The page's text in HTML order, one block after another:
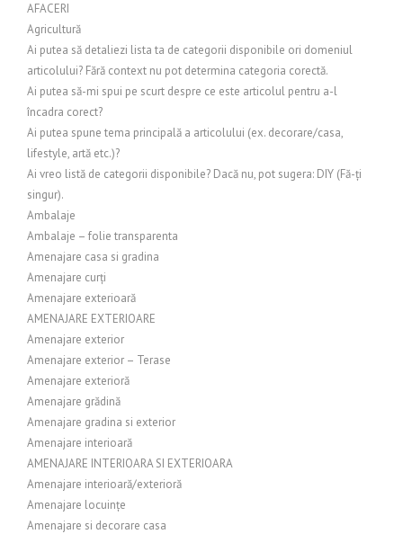
AFACERI
Agricultură
Ai putea să detaliezi lista ta de categorii disponibile ori domeniul
articolului? Fără context nu pot determina categoria corectă.
Ai putea să-mi spui pe scurt despre ce este articolul pentru a-l
încadra corect?
Ai putea spune tema principală a articolului (ex. decorare/casa,
lifestyle, artă etc.)?
Ai vreo listă de categorii disponibile? Dacă nu, pot sugera: DIY (Fă-ți
singur).
Ambalaje
Ambalaje – folie transparenta
Amenajare casa si gradina
Amenajare curți
Amenajare exterioară
AMENAJARE EXTERIOARE
Amenajare exterior
Amenajare exterior – Terase
Amenajare exterioră
Amenajare grădină
Amenajare gradina si exterior
Amenajare interioară
AMENAJARE INTERIOARA SI EXTERIOARA
Amenajare interioară/exterioră
Amenajare locuințe
Amenajare si decorare casa